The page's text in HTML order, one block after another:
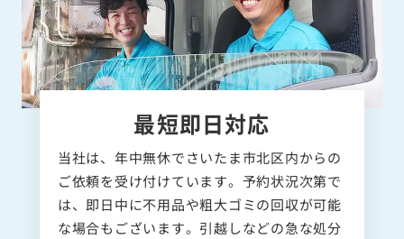
最短即日対応
当社は、年中無休でさいたま市北区内からの
ご依頼を受け付けています。予約状況次第で
は、即日中に不用品や粗大ゴミの回収が可能
な場合もございます。引越しなどの急な処分